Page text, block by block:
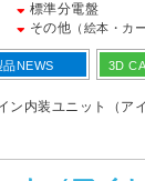
標準分電盤
その他 （絵本・カ
品NEWS 3D
ン内装ユニット（ア